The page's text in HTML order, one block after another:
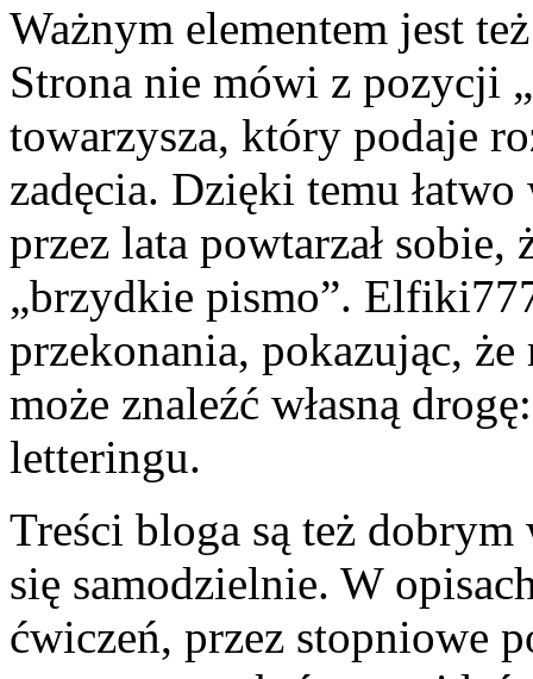
Ważnym elementem jest
Strona nie mówi z pozycji
towarzysza, który podaje
zadęcia. Dzięki temu
przez lata powtarzał sobie,
„brzydkie pismo”.
przekonania, pokazując,
może znaleźć własną
letteringu.
Treści bloga są też
się samodzielnie. W
ćwiczeń, przez stopniowe